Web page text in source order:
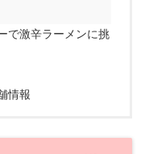
で激辛ラーメンに挑
情報